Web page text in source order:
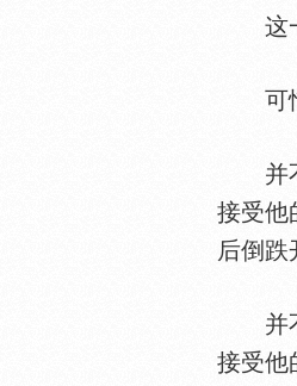
这一
可惜
并不
接受他
后倒跌
并不
接受他